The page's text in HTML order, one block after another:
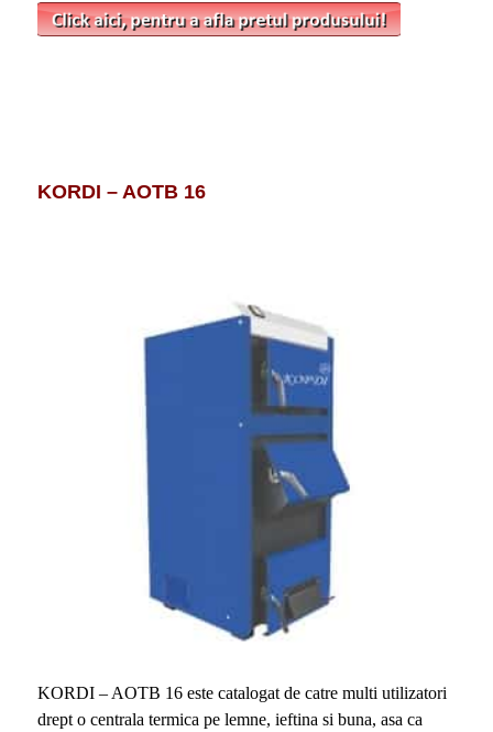
KORDI – AOTB 16
KORDI – AOTB 16 este catalogat de catre multi utilizatori
drept o centrala termica pe lemne, ieftina si buna, asa ca